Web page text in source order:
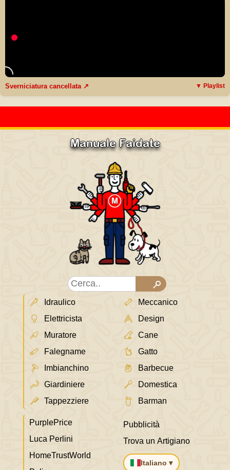
Sverniciatura cancellata ↗ ▼ Playlist
Manuale Faidate
Idraulico
Elettricista
Muratore
Falegname
Imbianchino
Giardiniere
Tappezziere
Meccanico
Design
Cane
Gatto
Barbecue
Domestica
Barman
PurplePrice
Luca Perlini
HomeTrustWorld
Pubblicità
Trova un Artigiano
Italiano ▾